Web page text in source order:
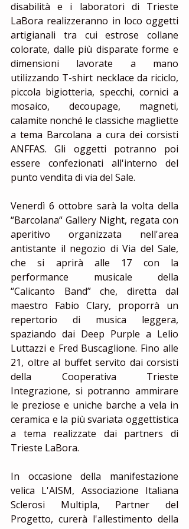
disabilità e i laboratori di Trieste
LaBora realizzeranno in loco oggetti
artigianali tra cui estrose collane
colorate, dalle più disparate forme e
dimensioni lavorate a mano
utilizzando T-shirt necklace da riciclo,
piccola bigiotteria, specchi, cornici a
mosaico, decoupage, magneti,
calamite nonché le classiche magliette
a tema Barcolana a cura dei corsisti
ANFFAS. Gli oggetti potranno poi
essere confezionati all'interno del
punto vendita di via del Sale.
Venerdì 6 ottobre sarà la volta della
“Barcolana“ Gallery Night, regata con
aperitivo organizzata nell'area
antistante il negozio di Via del Sale,
che si aprirà alle 17 con la
performance musicale della
“Calicanto Band” che, diretta dal
maestro Fabio Clary, proporrà un
repertorio di musica leggera,
spaziando dai Deep Purple a Lelio
Luttazzi e Fred Buscaglione. Fino alle
21, oltre al buffet servito dai corsisti
della Cooperativa Trieste
Integrazione, si potranno ammirare
le preziose e uniche barche a vela in
ceramica e la più svariata oggettistica
a tema realizzate dai partners di
Trieste LaBora.
In occasione della manifestazione
velica L'AISM, Associazione Italiana
Sclerosi Multipla, Partner del
Progetto, curerà l'allestimento della